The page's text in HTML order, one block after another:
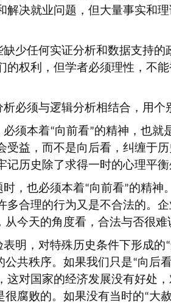
决就业问题，但大量事实和
少任何实证分析和数据支持的
权利，但学者必须理性，不
必须与逻辑分析相结合，用个
必须本着“向前看”的精神，也就
益，而不是向后看，纠缠于
历史除了求得一时的心理平
，也必须本着“向前看”的精神
合理的行为又是不合法的。
从今天的角度看，合法与否很难
明，对特殊历史条件下形成的“
公共秩序。如果我们只是“向后
对国家的经济发展没有好处
腐败的。如果没有当时的“大赦